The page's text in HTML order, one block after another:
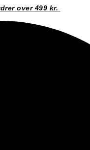
over 499 kr.